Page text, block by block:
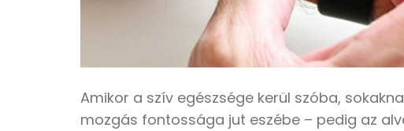
Amikor a szív egészsége kerül szóba,
mozgás fontossága jut eszébe – pedig az